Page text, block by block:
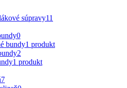
súpravy11
0
bundy1 produkt
2
1 produkt
7